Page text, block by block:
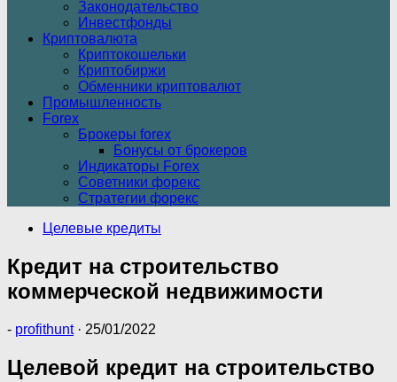
Законодательство
Инвестфонды
Криптовалюта
Криптокошельки
Криптобиржи
Обменники криптовалют
Промышленность
Forex
Брокеры forex
Бонусы от брокеров
Индикаторы Forex
Советники форекс
Стратегии форекс
Целевые кредиты
Кредит на строительство
коммерческой недвижимости
- profithunt · 25/01/2022
Целевой кредит на строительство